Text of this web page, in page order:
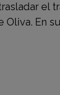
el
Oliva. En